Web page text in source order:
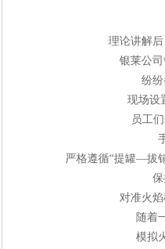
理论讲解后
银莱公
纷纷
现场设
员工
严格遵循“提罐—拔
保
对准火焰
随着
模拟